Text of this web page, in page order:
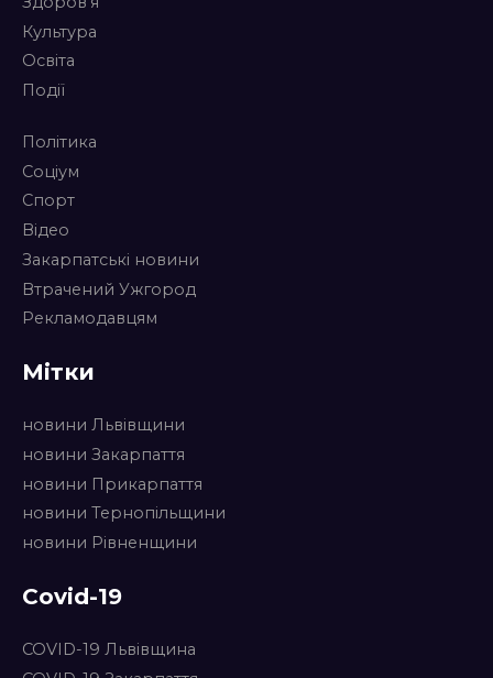
Культура
Освіта
Події
Політика
Соціум
Спорт
Відео
Закарпатські новини
Втрачений Ужгород
Рекламодавцям
Мітки
новини Львівщини
новини Закарпаття
новини Прикарпаття
новини Тернопільщини
новини Рівненщини
Covid-19
COVID-19 Львівщина